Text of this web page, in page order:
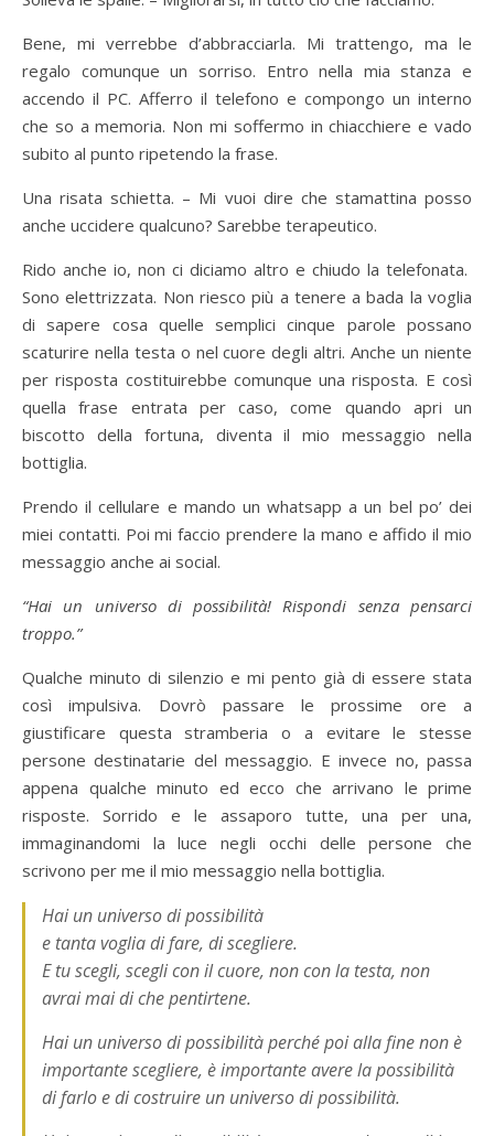
Bene, mi verrebbe d’abbracciarla. Mi trattengo, ma le
regalo comunque un sorriso. Entro nella mia stanza e
accendo il PC. Afferro il telefono e compongo un interno
che so a memoria. Non mi soffermo in chiacchiere e vado
subito al punto ripetendo la frase.
Una risata schietta. – Mi vuoi dire che stamattina posso
anche uccidere qualcuno? Sarebbe terapeutico.
Rido anche io, non ci diciamo altro e chiudo la telefonata.
Sono elettrizzata. Non riesco più a tenere a bada la voglia
di sapere cosa quelle semplici cinque parole possano
scaturire nella testa o nel cuore degli altri. Anche un niente
per risposta costituirebbe comunque una risposta. E così
quella frase entrata per caso, come quando apri un
biscotto della fortuna, diventa il mio messaggio nella
bottiglia.
Prendo il cellulare e mando un whatsapp a un bel po’ dei
miei contatti. Poi mi faccio prendere la mano e affido il mio
messaggio anche ai social.
“Hai un universo di possibilità! Rispondi senza pensarci
troppo.”
Qualche minuto di silenzio e mi pento già di essere stata
così impulsiva. Dovrò passare le prossime ore a
giustificare questa stramberia o a evitare le stesse
persone destinatarie del messaggio. E invece no, passa
appena qualche minuto ed ecco che arrivano le prime
risposte. Sorrido e le assaporo tutte, una per una,
immaginandomi la luce negli occhi delle persone che
scrivono per me il mio messaggio nella bottiglia.
Hai un universo di possibilità
e tanta voglia di fare, di scegliere.
E tu scegli, scegli con il cuore, non con la testa, non
avrai mai di che pentirtene.
Hai un universo di possibilità perché poi alla fine non è
importante scegliere, è importante avere la possibilità
di farlo e di costruire un universo di possibilità.